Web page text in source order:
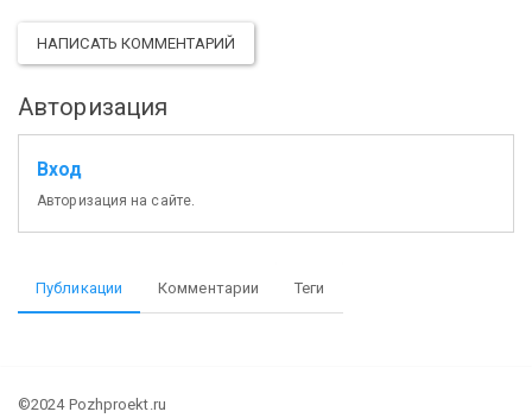
НАПИСАТЬ КОММЕНТАРИЙ
Авторизация
Вход
Авторизация на сайте.
Публикации Комментарии Теги
©2024 Pozhproekt.ru